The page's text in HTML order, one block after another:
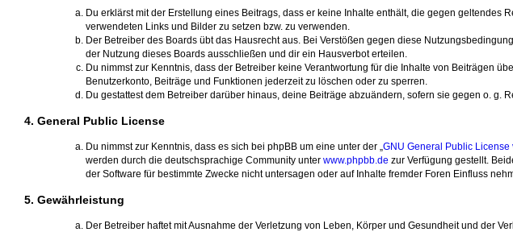
Du erklärst mit der Erstellung eines Beitrags, dass er keine Inhalte enthält, die gegen
verwendeten Links und Bilder zu setzen bzw. zu verwenden.
Der Betreiber des Boards übt das Hausrecht aus. Bei Verstößen gegen diese
der Nutzung dieses Boards ausschließen und dir ein Hausverbot erteilen.
Du nimmst zur Kenntnis, dass der Betreiber keine Verantwortung für die Inhalte von Beiträgen
Benutzerkonto, Beiträge und Funktionen jederzeit zu löschen oder zu sperren.
Du gestattest dem Betreiber darüber hinaus, deine Beiträge abzuändern, sofern sie gegen o.
4. General Public License
Du nimmst zur Kenntnis, dass es sich bei phpBB um eine unter der „GNU General Public License
werden durch die deutschsprachige Community unter www.phpbb.de zur Verfügung gestellt.
der Software für bestimmte Zwecke nicht untersagen oder auf Inhalte fremder Foren Einfluss
5. Gewährleistung
Der Betreiber haftet mit Ausnahme der Verletzung von Leben, Körper und Gesundheit und der